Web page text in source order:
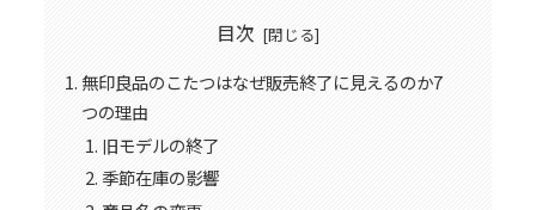
目次
無印良品のこたつはなぜ販売終了に見えるのか7
つの理由
旧モデルの終了
季節在庫の影響